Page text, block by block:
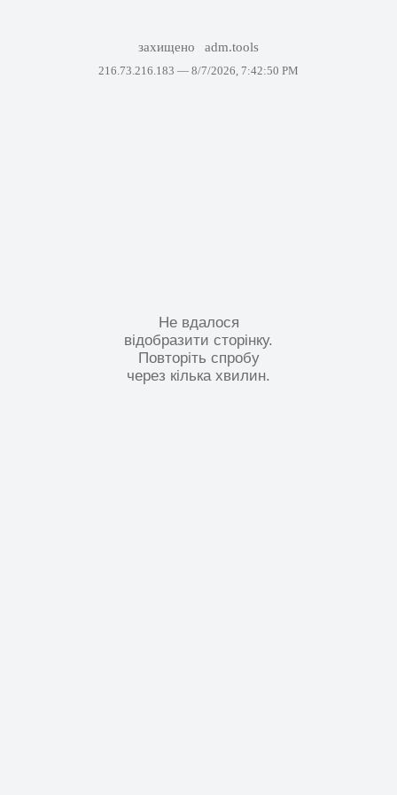
захищено adm.tools
216.73.216.183 — 8/7/2026, 7:42:50 PM
Не вдалося
відобразити сторінку.
Повторіть спробу
через кілька хвилин.